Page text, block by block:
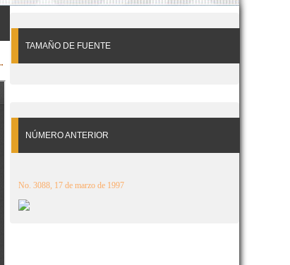
TAMAÑO DE FUENTE
NÚMERO ANTERIOR
No. 3088, 17 de marzo de 1997